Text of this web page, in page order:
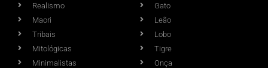
Realismo
Maori
Tribais
Mitológicas
Minimalistas
Gato
Leão
Lobo
Tigre
Onça